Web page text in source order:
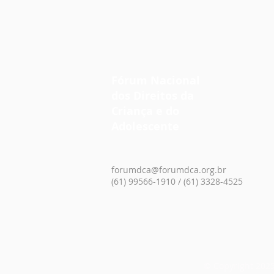
forumdca@forumdca.org.br
(61) 99566-1910 / (61) 3328-4525